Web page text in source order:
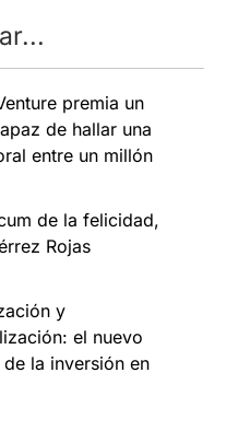
premia un
de hallar una
entre un millón
de la felicidad,
Rojas
y
el nuevo
la inversión en